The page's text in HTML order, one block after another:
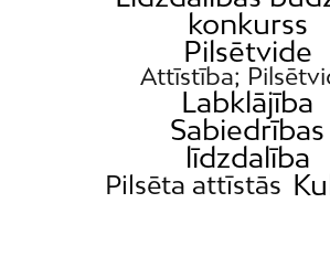
konkurss
Pilsētvide
Attīstība;
Labklājība
Sabiedrības
līdzdalība
Pilsēta attīstās